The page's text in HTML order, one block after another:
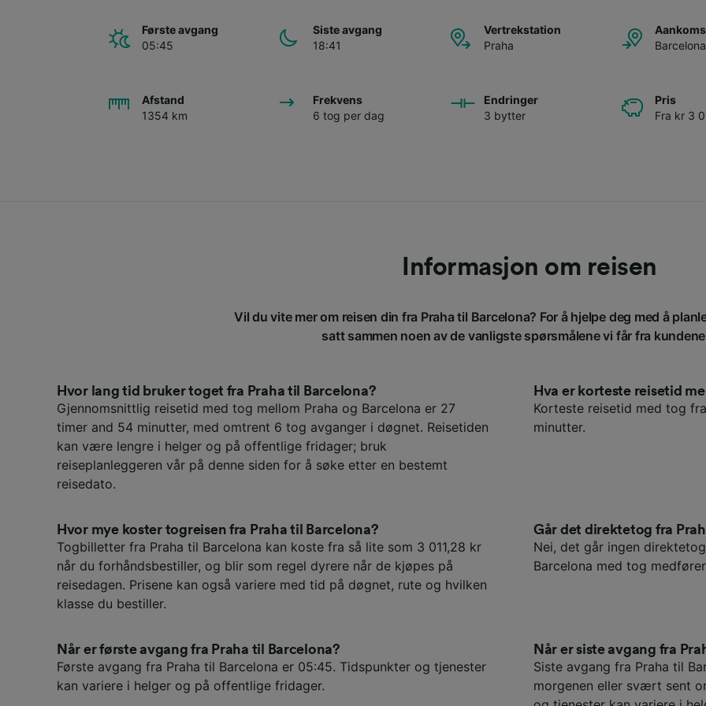
Første avgang
05:45
Siste avgang
18:41
Vertrekstation
Praha
Barcelona
Afstand
1354 km
Frekvens
6 tog per dag
Endringer
3 bytter
Pris
Fra kr 3
Informasjon om reisen
Vil du vite mer om reisen din fra Praha til Barcelona? For å hjelpe deg med å
satt sammen noen av de vanligste spørsmålene vi får fra
Hvor lang tid bruker toget fra Praha til Barcelona?
Gjennomsnittlig reisetid med tog mellom Praha og Barcelona er 27
timer and 54 minutter, med omtrent 6 tog avganger i døgnet. Reisetiden
kan være lengre i helger og på offentlige fridager; bruk
reiseplanleggeren vår på denne siden for å søke etter en bestemt
reisedato.
Hva er korteste reisetid
Korteste reisetid med tog
minutter.
Hvor mye koster togreisen fra Praha til Barcelona?
Togbilletter fra Praha til Barcelona kan koste fra så lite som 3 011,28 kr
når du forhåndsbestiller, og blir som regel dyrere når de kjøpes på
reisedagen. Prisene kan også variere med tid på døgnet, rute og hvilken
klasse du bestiller.
Går det direktetog fra
Nei, det går ingen
Barcelona med tog
Når er første avgang fra Praha til Barcelona?
Første avgang fra Praha til Barcelona er 05:45. Tidspunkter og tjenester
kan variere i helger og på offentlige fridager.
Når er siste avgang fra
Siste avgang fra Praha til
morgenen eller svært sent